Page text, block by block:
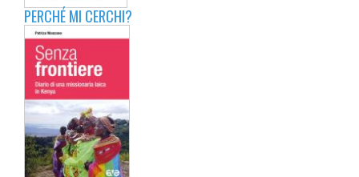
PERCHÉ MI CERCHI?